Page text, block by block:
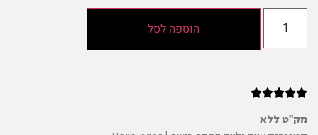
הוספה לסל





מק"טללא